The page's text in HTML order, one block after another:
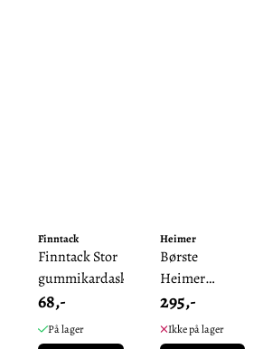
Finntack
Finntack Stor
gummikardask
68,-
På lager
Heimer
Børste
Heimer
Hestehår
295,-
Ikke på lager